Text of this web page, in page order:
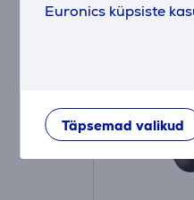
Euronics küpsiste
Täpsemad valikud